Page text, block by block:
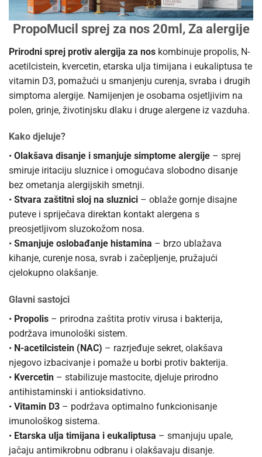
PropoMucil sprej za nos 20ml, Za alergije
Prirodni sprej protiv alergija za nos kombinuje propolis, N-
acetilcistein, kvercetin, etarska ulja timijana i eukaliptusa te
vitamin D3, pomažući u smanjenju curenja, svraba i drugih
simptoma alergije. Namijenjen je osobama osjetljivim na
polen, grinje, životinjsku dlaku i druge alergene iz vazduha.
Kako djeluje?
• Olakšava disanje i smanjuje simptome alergije – sprej
smiruje iritaciju sluznice i omogućava slobodno disanje
bez ometanja alergijskih smetnji.
• Stvara zaštitni sloj na sluznici – oblaže gornje disajne
puteve i spriječava direktan kontakt alergena s
preosjetljivom sluzokožom nosa.
• Smanjuje oslobađanje histamina – brzo ublažava
kihanje, curenje nosa, svrab i začepljenje, pružajući
cjelokupno olakšanje.
Glavni sastojci
• Propolis – prirodna zaštita protiv virusa i bakterija,
podržava imunološki sistem.
• N-acetilcistein (NAC) – razrjeđuje sekret, olakšava
njegovo izbacivanje i pomaže u borbi protiv bakterija.
• Kvercetin – stabilizuje mastocite, djeluje prirodno
antihistaminski i antioksidativno.
• Vitamin D3 – podržava optimalno funkcionisanje
imunološkog sistema.
• Etarska ulja timijana i eukaliptusa – smanjuju upale,
jačaju antimikrobnu odbranu i olakšavaju disanje.